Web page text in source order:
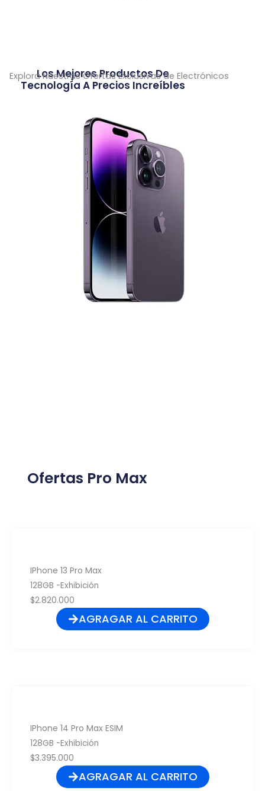
Los Mejores Productos De
Tecnología A Precios Increíbles
Explora Nuestras Ofertas Exclusivas de Electrónicos
iPhone
Los mejores precios del mercado.
Ofertas Pro Max
IPhone 13 Pro Max
128GB -Exhibición
$2.820.000
AGRAGAR AL CARRITO
IPhone 14 Pro Max ESIM
128GB -Exhibición
$3.395.000
AGRAGAR AL CARRITO